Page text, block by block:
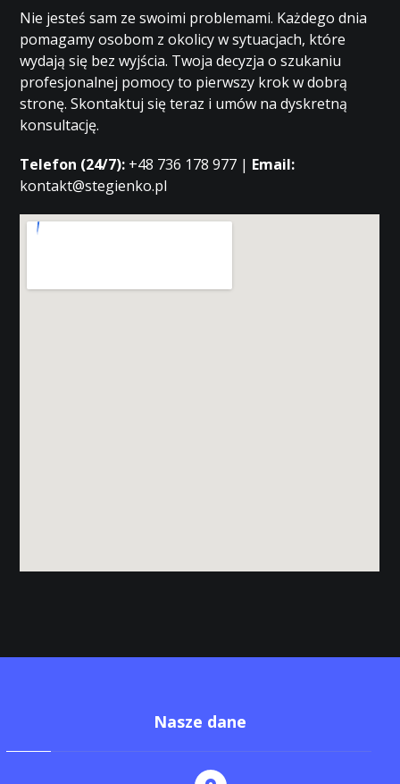
Nie jesteś sam ze swoimi problemami. Każdego dnia
pomagamy osobom z okolicy w sytuacjach, które
wydają się bez wyjścia. Twoja decyzja o szukaniu
profesjonalnej pomocy to pierwszy krok w dobrą
stronę. Skontaktuj się teraz i umów na dyskretną
konsultację.
Telefon (24/7): +48 736 178 977 | Email:
kontakt@stegienko.pl
Nasze dane